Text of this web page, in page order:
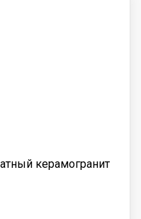
керамогранит